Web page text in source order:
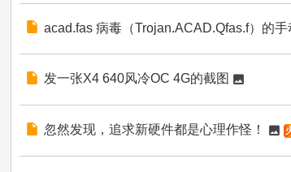
acad.fas 病毒（Trojan.ACAD.Qfas.f）的
发一张X4 640风冷OC 4G的截图
忽然发现，追求新硬件都是心理作怪！